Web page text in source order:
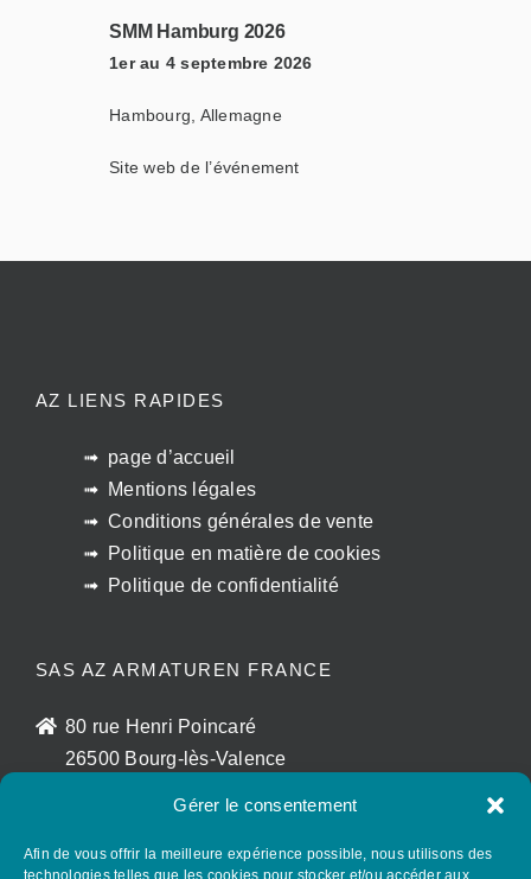
Gérer le consentement
Afin de vous offrir la meilleure expérience possible, nous utilisons des
technologies telles que les cookies pour stocker et/ou accéder aux
SMM Hamburg 2026
1er au 4 septembre 2026
Hambourg, Allemagne
Site web de l’événement
AZ LIENS RAPIDES
page d’accueil
Mentions légales
Conditions générales de vente
Politique en matière de cookies
Politique de confidentialité
SAS AZ ARMATUREN FRANCE
80 rue Henri Poincaré
26500 Bourg-lès-Valence
+33 (0)7 72 25 48 56